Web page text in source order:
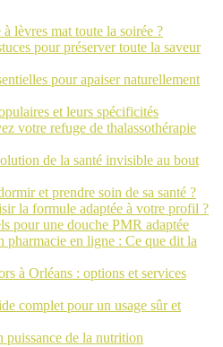
lèvres mat toute la soirée ?
pour préserver toute la saveur
pour apaiser naturellement
et leurs spécificités
votre refuge de thalassothérapie
de la santé invisible au bout
et prendre soin de sa santé ?
la formule adaptée à votre profil ?
pour une douche PMR adaptée
en ligne : Ce que dit la
à Orléans : options et services
complet pour un usage sûr et
puissance de la nutrition